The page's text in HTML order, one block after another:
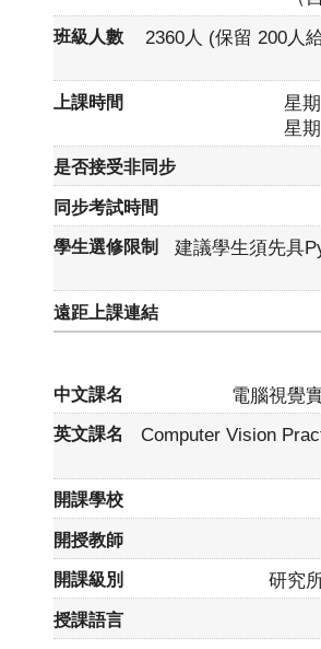
2360人 (保留 200人
星
星
建議學生須先具
電腦視覺
Computer Vision
研究